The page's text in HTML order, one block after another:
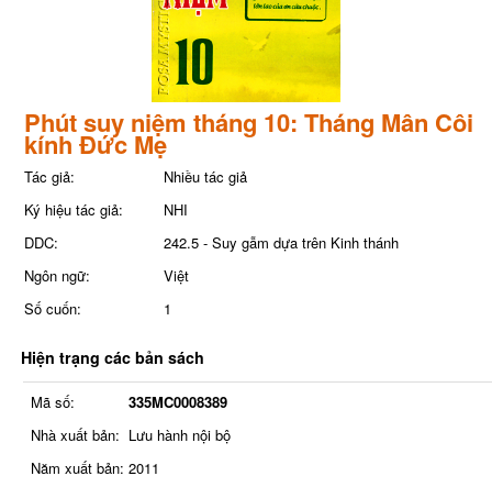
Phút suy niệm tháng 10: Tháng Mân Côi
kính Đức Mẹ
Tác giả:
Nhiều tác giả
Ký hiệu tác giả:
NHI
DDC:
242.5 - Suy gẫm dựa trên Kinh thánh
Ngôn ngữ:
Việt
Số cuốn:
1
Hiện trạng các bản sách
Mã số:
335MC0008389
Nhà xuất bản: Lưu hành nội bộ
Năm xuất bản: 2011